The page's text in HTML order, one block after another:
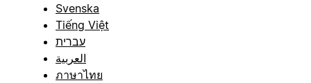
Svenska
Tiếng Việt
עברית
العربية
ภาษาไทย